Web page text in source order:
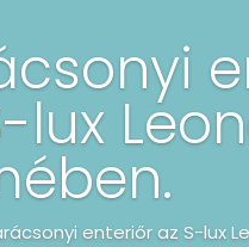
lux
enteriőr az S-lux